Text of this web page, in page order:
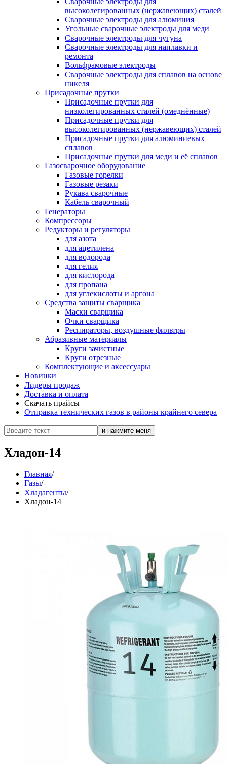
высоколегированных (нержавеющих) сталей
Сварочные электроды для алюминия
Угольные сварочные электроды для меди
Сварочные электроды для чугуна
Сварочные электроды для наплавки и
ремонта
Вольфрамовые электроды
Сварочные электроды для сплавов на основе
никеля
Присадочные прутки
Присадочные прутки для
низколегированных сталей (омеднённые)
Присадочные прутки для
высоколегированных (нержавеющих) сталей
Присадочные прутки для алюминиевых
сплавов
Присадочные прутки для меди и её сплавов
Газосварочное оборудование
Газовые горелки
Газовые резаки
Рукава сварочные
Кабель сварочный
Генераторы
Компрессоры
Редукторы и регуляторы
для азота
для ацетилена
для водорода
для гелия
для кислорода
для пропана
для углекислоты и аргона
Средства защиты сварщика
Маски сварщика
Очки сварщика
Респираторы, воздушные фильтры
Абразивные материалы
Круги зачистные
Круги отрезные
Комплектующие и аксессуары
Новинки
Лидеры продаж
Доставка и оплата
Скачать прайсы
Отправка технических газов в районы крайнего севера
Хладон-14
Главная/
Газы/
Хладагенты/
Хладон-14